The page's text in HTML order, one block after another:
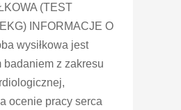
(TEST
INFORMACJE O
wysiłkowa jest
badaniem z zakresu
ocenie pracy serca